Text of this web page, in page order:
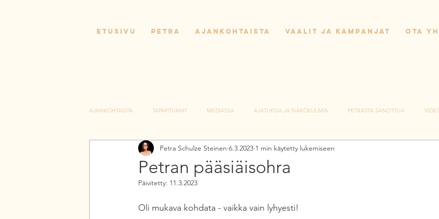
ETUSIVU PETRA AJANKOHTAISTA VAALIT JA KAMPANJAT OTA
AJANKOHTAISTA TAPAHTUMAT MEDIASSA AJATUKSIA JA NÄKÖKULMIA PETRASTA SANOTTUA
Petran pääsiäisohra
Petra Schulze Steinen 6.3.2023 1 min käytetty lukemiseen
Päivitetty: 11.3.2023
Oli mukava kohdata - vaikka vain lyhyesti!